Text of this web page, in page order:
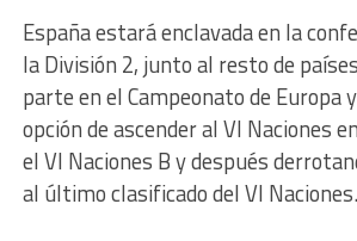
España estará enclavada en la
la División 2, junto al resto de
parte en el Campeonato de Europa
opción de ascender al VI Naciones
el VI Naciones B y después
al último clasificado del VI Naciones.